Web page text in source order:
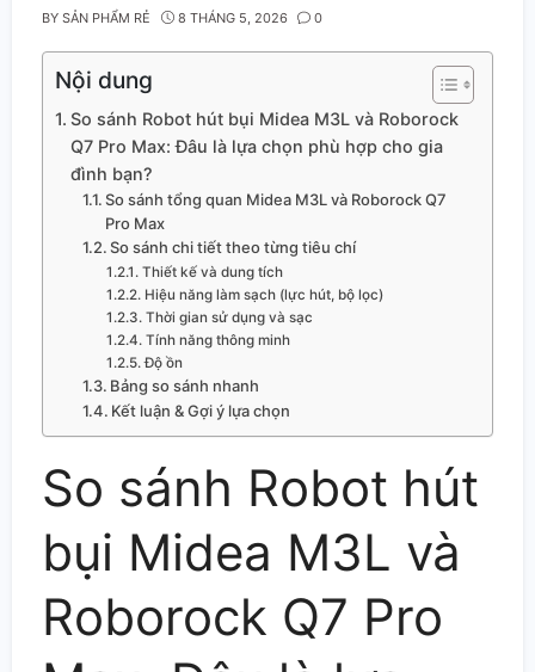
BY SẢN PHẨM RẺ 8 THÁNG 5, 2026 0
Nội dung
So sánh Robot hút bụi Midea M3L và Roborock
Q7 Pro Max: Đâu là lựa chọn phù hợp cho gia
đình bạn?
So sánh tổng quan Midea M3L và Roborock Q7
Pro Max
So sánh chi tiết theo từng tiêu chí
Thiết kế và dung tích
Hiệu năng làm sạch (lực hút, bộ lọc)
Thời gian sử dụng và sạc
Tính năng thông minh
Độ ồn
Bảng so sánh nhanh
Kết luận & Gợi ý lựa chọn
So sánh Robot hút
bụi Midea M3L và
Roborock Q7 Pro